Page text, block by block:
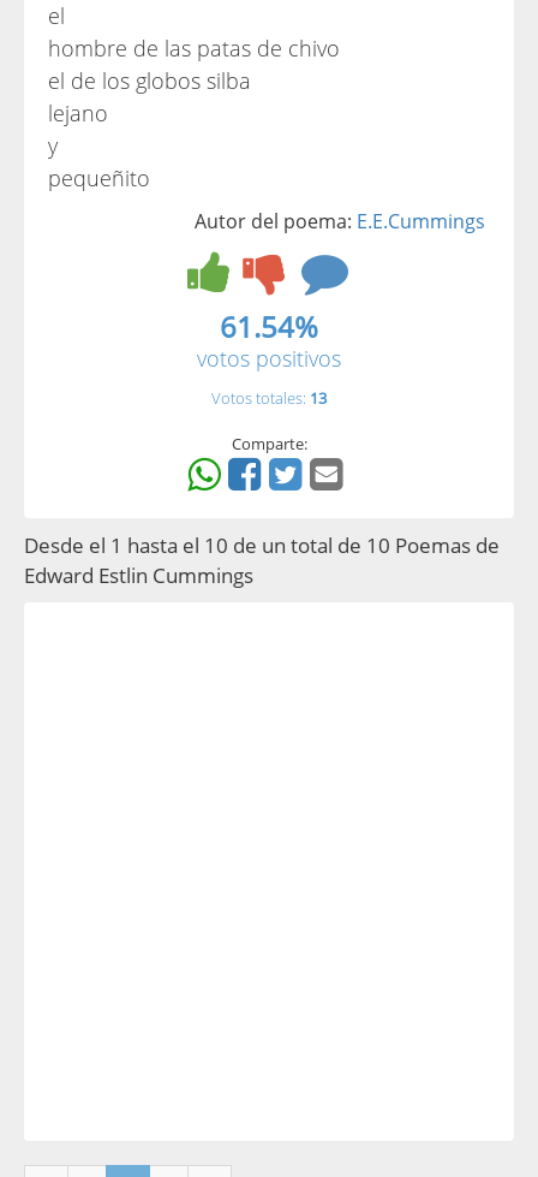
el
hombre de las patas de chivo
el de los globos silba
lejano
y
pequeñito
Autor del poema: E.E.Cummings
61.54%
votos positivos
Votos totales: 13
Comparte:
Desde el 1 hasta el 10 de un total de 10 Poemas de
Edward Estlin Cummings